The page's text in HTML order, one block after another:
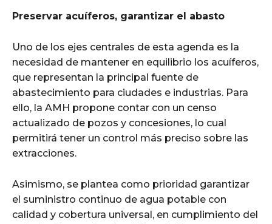
Preservar acuíferos, garantizar el abasto
Uno de los ejes centrales de esta agenda es la
necesidad de mantener en equilibrio los acuíferos,
que representan la principal fuente de
abastecimiento para ciudades e industrias. Para
ello, la AMH propone contar con un censo
actualizado de pozos y concesiones, lo cual
permitirá tener un control más preciso sobre las
extracciones.
Asimismo, se plantea como prioridad garantizar
el suministro continuo de agua potable con
calidad y cobertura universal, en cumplimiento del